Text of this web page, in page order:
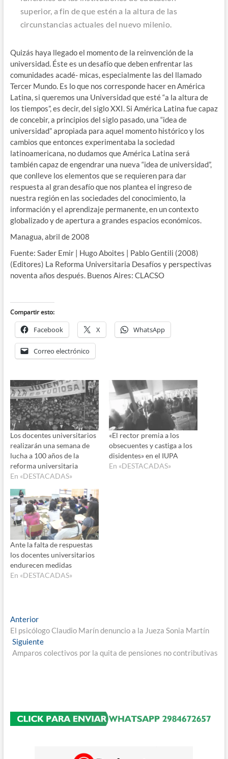
superior, a fin de que estén a la altura de las
circunstancias actuales del nuevo milenio.
Quizás haya llegado el momento de la reinvención de la
universidad. Éste es un desafío que deben enfrentar las
comunidades acadé- micas, especialmente las del llamado
Tercer Mundo. Es lo que nos corresponde hacer en América
Latina, si queremos una Universidad que esté “a la altura de
los tiempos”, es decir, del siglo XXI. Si América Latina fue capaz
de concebir, a principios del siglo pasado, una “idea de
universidad” apropiada para aquel momento histórico y los
cambios que entonces experimentaba la sociedad
latinoamericana, no dudamos que América Latina será
también capaz de engendrar una nueva “idea de universidad”,
que conlleve los elementos que se requieren para dar
respuesta al gran desafío que nos plantea el ingreso de
nuestra región en las sociedades del conocimiento, la
información y el aprendizaje permanente, en un contexto
globalizado y de apertura a grandes espacios económicos.
Managua, abril de 2008
Fuente: Sader Emir | Hugo Aboites | Pablo Gentili (2008)
(Editores) La Reforma Universitaria Desafíos y perspectivas
noventa años después. Buenos Aires: CLACSO
Compartir esto:
Facebook X WhatsApp
Correo electrónico
Los docentes universitarios
realizarán una semana de
lucha a 100 años de la
reforma universitaria
En «DESTACADAS»
«El rector premia a los
obsecuentes y castiga a los
disidentes» en el IUPA
En «DESTACADAS»
Ante la falta de respuestas
los docentes universitarios
endurecen medidas
En «DESTACADAS»
Navegación
de
entradas
AnteriorEntrada
anterior:
El psicólogo Claudio Marín denuncio a la Jueza Sonia Martín
SiguienteEntrada
siguiente:
Amparos colectivos por la quita de pensiones no contributivas